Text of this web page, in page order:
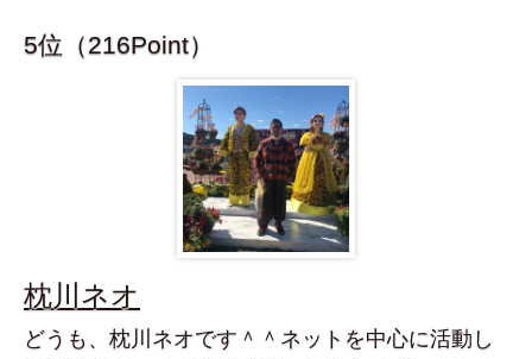
5位（216Point）
枕川ネオ
どうも、枕川ネオです＾＾ネットを中心に活動し